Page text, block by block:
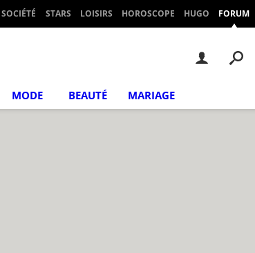
SOCIÉTÉ STARS LOISIRS HOROSCOPE HUGO FORUM
MODE BEAUTÉ MARIAGE